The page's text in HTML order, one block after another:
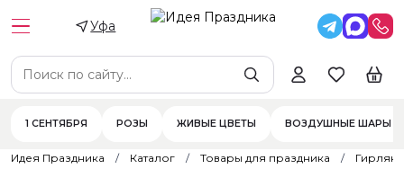
Уфа
1 СЕНТЯБРЯ РОЗЫ ЖИВЫЕ ЦВЕТЫ ВОЗДУШНЫЕ ШАРЫ
Идея Праздника Каталог Товары для праздника